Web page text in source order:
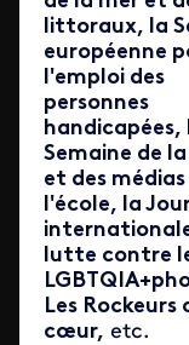
littoraux, la
européenne
l'emploi des
personnes
handicapées,
Semaine de la
et des médias
l'école, la
lutte contre
Les Rockeurs
cœur, etc.